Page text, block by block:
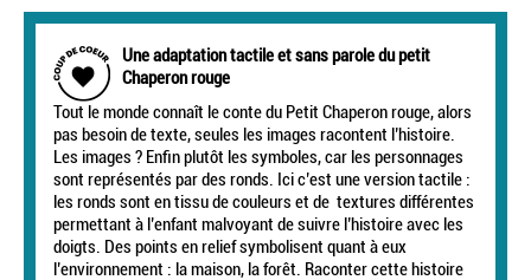
Une adaptation tactile et sans parole du petit
Chaperon rouge
Tout le monde connaît le conte du Petit Chaperon rouge, alors
pas besoin de texte, seules les images racontent l’histoire.
Les images ? Enfin plutôt les symboles, car les personnages
sont représentés par des ronds. Ici c’est une version tactile :
les ronds sont en tissu de couleurs et de textures différentes
permettant à l’enfant malvoyant de suivre l’histoire avec les
doigts. Des points en relief symbolisent quant à eux
l’environnement : la maison, la forêt. Raconter cette histoire